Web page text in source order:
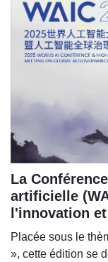
La
artificielle
l'innovation
Placée sous le
», cette édition se